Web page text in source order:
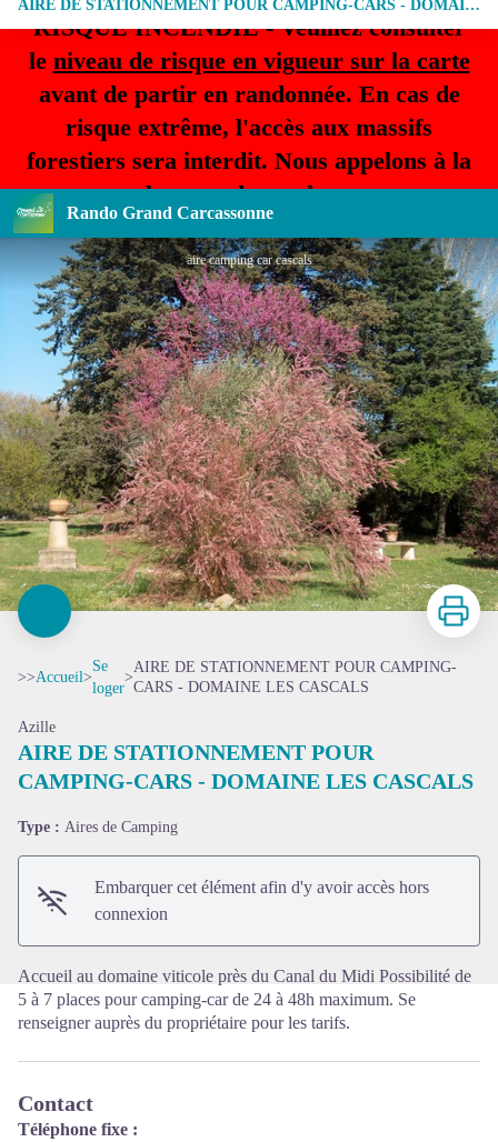
RISQUE INCENDIE - Veuillez consulter
le niveau de risque en vigueur sur la carte
avant de partir en randonnée. En cas de
risque extrême, l'accès aux massifs
forestiers sera interdit. Nous appelons à la
plus grande prudence.
Rando Grand Carcassonne
AIRE DE STATIONNEMENT POUR CAMPING-CARS - DOMAINE LES CASCALS
aire camping car cascals
Imprimer
>>Accueil>
Se
loger
>
AIRE DE STATIONNEMENT POUR CAMPING-
CARS - DOMAINE LES CASCALS
Azille
AIRE DE STATIONNEMENT POUR
CAMPING-CARS - DOMAINE LES CASCALS
Type : Aires de Camping
Embarquer cet élément afin d'y avoir accès hors
connexion
Accueil au domaine viticole près du Canal du Midi Possibilité de
5 à 7 places pour camping-car de 24 à 48h maximum. Se
renseigner auprès du propriétaire pour les tarifs.
Contact
Téléphone fixe :